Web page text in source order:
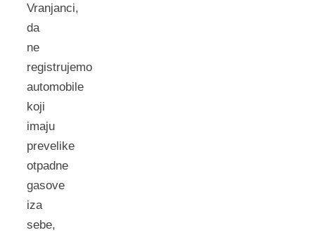
Vranjanci,
da
ne
registrujemo
automobile
koji
imaju
prevelike
otpadne
gasove
iza
sebe,